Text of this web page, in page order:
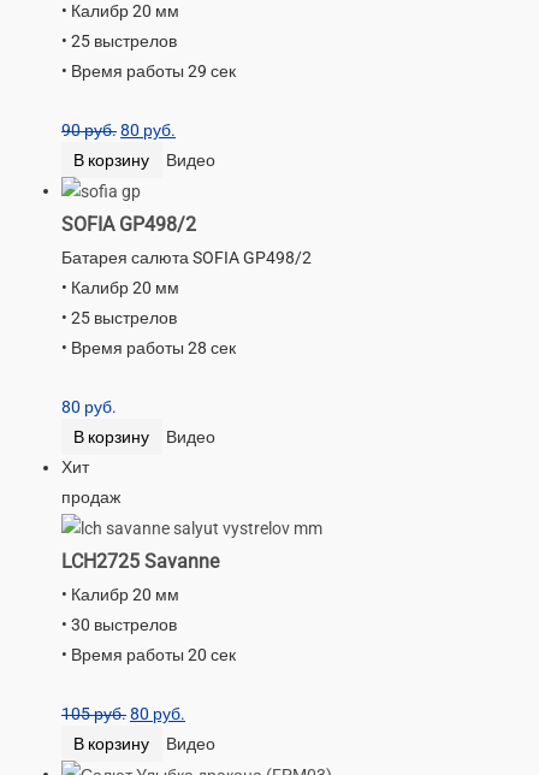
• Калибр 20 мм
• 25 выстрелов
• Время работы 29 сек
90руб.80 руб.
В корзину
Видео
SOFIA GP498/2
Батарея салюта SOFIA GP498/2
• Калибр 20 мм
• 25 выстрелов
• Время работы 28 сек
80 руб.
В корзину
Видео
Хит
продаж
LCH2725 Savanne
• Калибр 20 мм
• 30 выстрелов
• Время работы 20 сек
105руб.80 руб.
В корзину
Видео